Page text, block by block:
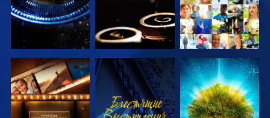
СМОТРЕТЬ
ПЕРЕДАЧИ
СМОТРЕТЬ
СМОТРЕТЬ
ПЕРЕДАЧИ